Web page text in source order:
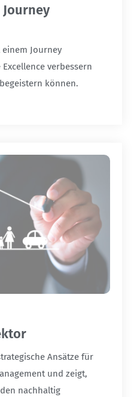
Journey
verbessern
können.
Ansätze für
und zeigt,
nachhaltig